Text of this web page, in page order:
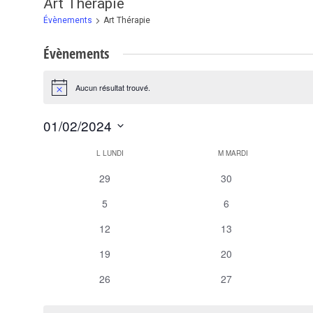
Art Thérapie
Évènements Art Thérapie
Évènements
Notice Aucun résultat trouvé.
01/02/2024
CalendrierL LUNDI M MARDI
0
29
0
30
0
5
0
6
012
013
019
0
20
0
26
0
27